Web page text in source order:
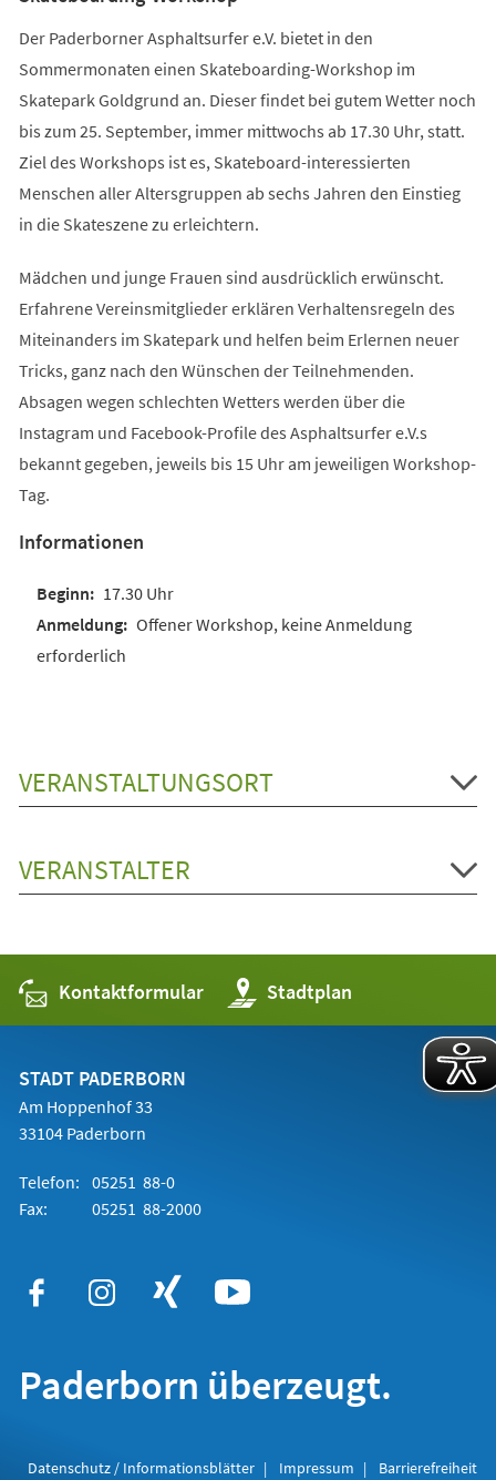
Der Paderborner Asphaltsurfer e.V. bietet in den
Sommermonaten einen Skateboarding-Workshop im
Skatepark Goldgrund an. Dieser findet bei gutem Wetter noch
bis zum 25. September, immer mittwochs ab 17.30 Uhr, statt.
Ziel des Workshops ist es, Skateboard-interessierten
Menschen aller Altersgruppen ab sechs Jahren den Einstieg
in die Skateszene zu erleichtern.
Mädchen und junge Frauen sind ausdrücklich erwünscht.
Erfahrene Vereinsmitglieder erklären Verhaltensregeln des
Miteinanders im Skatepark und helfen beim Erlernen neuer
Tricks, ganz nach den Wünschen der Teilnehmenden.
Absagen wegen schlechten Wetters werden über die
Instagram und Facebook-Profile des Asphaltsurfer e.V.s
bekannt gegeben, jeweils bis 15 Uhr am jeweiligen Workshop-
Tag.
Informationen
17.30 Uhr
Offener Workshop, keine Anmeldung
erforderlich
VERANSTALTUNGSORT
VERANSTALTER
Kontaktformular Stadtplan
(Öffnet
in
einem
STADT PADERBORN
Am Hoppenhof 33
33104 Paderborn
Telefon: 05251 88-0
Fax:
05251 88-2000
Paderborn überzeugt.
Datenschutz / Informationsblätter Impressum
Barrierefreiheit